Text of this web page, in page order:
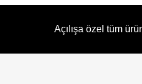
Açılışa özel tüm